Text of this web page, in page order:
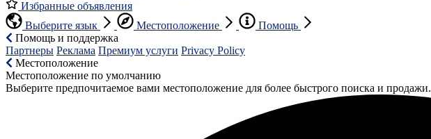
Избранные объявления
Выберите язык
Местоположение
Помощь
Помощь и поддержка
Партнеры Реклама Премиум услуги Privacy Policy
Местоположение
Местоположение по умолчанию
Выберите предпочитаемое вами местоположение для более быстрого поиска и продажи.